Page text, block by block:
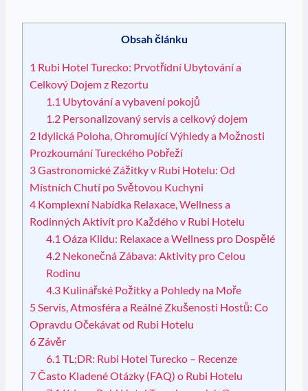
Obsah článku
1 Rubi Hotel Turecko: Prvotřídní Ubytování a
Celkový Dojem z Rezortu
1.1 Ubytování a vybavení pokojů
1.2 Personalizovaný servis a celkový dojem
2 Idylická Poloha, Ohromující Výhledy a Možnosti
Prozkoumání Tureckého Pobřeží
3Gastronomické Zážitky v Rubi Hotelu: Od
Místních Chutí po Světovou Kuchyni
4 Komplexní Nabídka Relaxace, Wellness a
Rodinných Aktivít pro Každého v Rubi Hotelu
4.1 Oáza Klidu: Relaxace a Wellness pro Dospělé
4.2 Nekonečná Zábava: Aktivity pro Celou
Rodinu
4.3 Kulinářské Požitky a Pohledy na Moře
5Servis, Atmosféra a Reálné Zkušenosti Hostů: Co
Opravdu Očekávat od Rubi Hotelu
6 Závěr
6.1 TL;DR: Rubi Hotel Turecko – Recenze
7Často Kladené Otázky (FAQ) o Rubi Hotelu